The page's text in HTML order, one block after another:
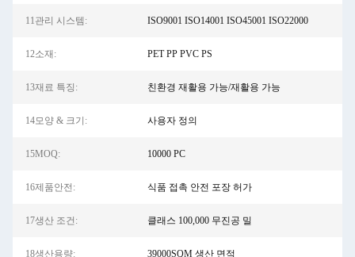
11관리 시스템: ISO9001 ISO14001 ISO45001 ISO22000
12소재: PET PP PVC PS
13재료 특징: 친환경 재활용 가능/재활용 가능
14모양 & 크기: 사용자 정의
15MOQ: 10000 PC
16제품안전: 식품 접촉 안전 포장 허가
17생산 조건: 클래스 100,000 무진공 밀
18생산용량: 39000SQM 생산 면적